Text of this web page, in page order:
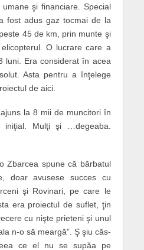
şi financiare. Special
fost adus gaz tocmai de la
45 de km, prin munte şi
O lucrare care a
luni. Era considerat în acea
Asta pentru a înţelege
de aici.
la 8 mii de muncitori în
Mulţi şi …degeaba.
Zbarcea spune că bărbatul
doar avusese succes cu
şi Rovinari, pe care le
era proiectul de suflet, ţin
cu nişte prieteni şi unul
n-o să meargă”. Ş şiu căs-
ce el nu se supăa pe